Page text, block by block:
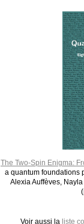
The Two-Spin Enigma:
a quantum foundations
Alexia Auffèves,
(
Voir aussi la liste